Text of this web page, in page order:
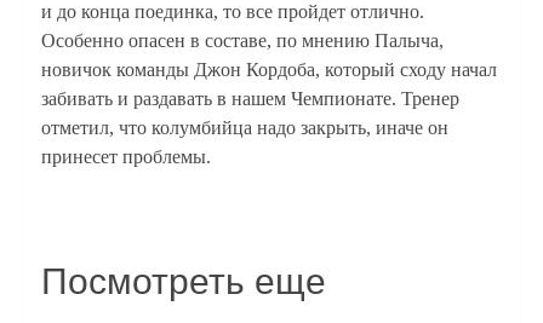
и до конца поединка, то все пройдет отлично.
Особенно опасен в составе, по мнению Палыча,
новичок команды Джон Кордоба, который сходу начал
забивать и раздавать в нашем Чемпионате. Тренер
отметил, что колумбийца надо закрыть, иначе он
принесет проблемы.
Посмотреть еще